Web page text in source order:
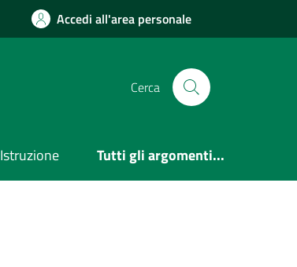
Accedi all'area personale
Cerca
Istruzione Tutti gli argomenti...